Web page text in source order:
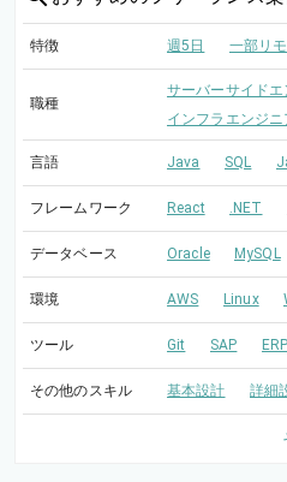
特徴 週5日 一部リ
職種
サーバーサイドエ
インフラエンジニ
言語 Java SQL
フレームワーク React .NET
データベース Oracle MySQL
環境 AWS Linux
ツール Git SAP ERP
その他のスキル 基本設計 詳細